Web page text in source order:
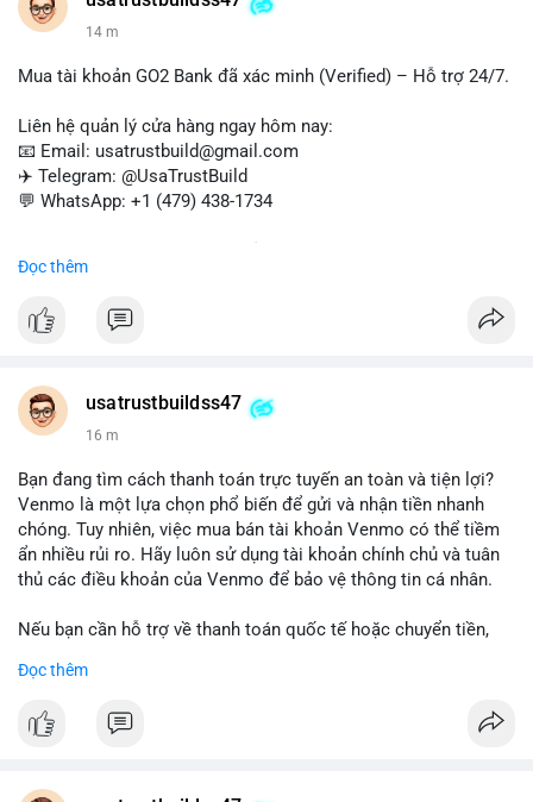
#trustbuild14 m
Mua tài khoản GO2 Bank đã xác minh (Verified) – Hỗ trợ 24/7.
Liên hệ quản lý cửa hàng ngay hôm nay:
📧 Email: usatrustbuild@gmail.com
✈️ Telegram: @UsaTrustBuild
💬 WhatsApp: +1 (479) 438-1734
chuyển tiền, mobile deposit và thanh toán USDT.
#buyverifiedgo2bankaccounts
Đọc thêm
usatrustbuildss47
16 m
Bạn đang tìm cách thanh toán trực tuyến an toàn và tiện lợi?
Venmo là một lựa chọn phổ biến để gửi và nhận tiền nhanh
chóng. Tuy nhiên, việc mua bán tài khoản Venmo có thể tiềm
ẩn nhiều rủi ro. Hãy luôn sử dụng tài khoản chính chủ và tuân
thủ các điều khoản của Venmo để bảo vệ thông tin cá nhân.
Nếu bạn cần hỗ trợ về thanh toán quốc tế hoặc chuyển tiền,
cung cấp dịch vụ tư vấn và giải pháp thanh toán trực tuyến an
Đọc thêm